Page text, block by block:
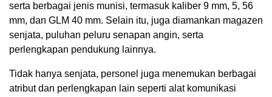
serta berbagai jenis munisi, termasuk kaliber 9 mm, 5, 56
mm, dan GLM 40 mm. Selain itu, juga diamankan magazen
senjata, puluhan peluru senapan angin, serta
perlengkapan pendukung lainnya.
Tidak hanya senjata, personel juga menemukan berbagai
atribut dan perlengkapan lain seperti alat komunikasi